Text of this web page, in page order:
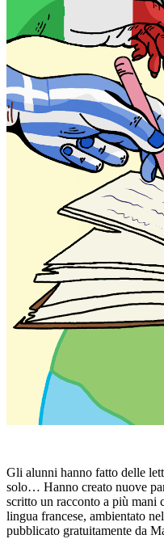
Gli alunni hanno fatto delle
solo… Hanno creato nuove
scritto un racconto a più mani
lingua francese, ambientato
pubblicato gratuitamente da